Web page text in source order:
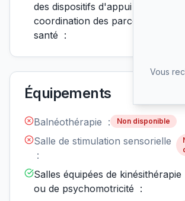
des dispositifs d'appui à la
coordination des parcours de
santé :
Équipements
Balnéothérapie : Non disponible
Salle de stimulation sensorielle
:
Salles équipées de kinésithérapie
ou de psychomotricité :
Vous